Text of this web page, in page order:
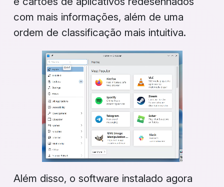
com mais informações, além de uma
ordem de classificação mais intuitiva.
Além disso, o software instalado agora